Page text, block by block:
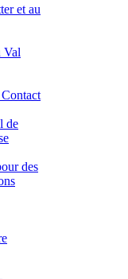
et au
Val
de
des